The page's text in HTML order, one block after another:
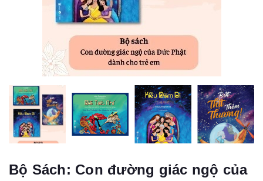
Bộ Sách: Con đường giác ngộ của